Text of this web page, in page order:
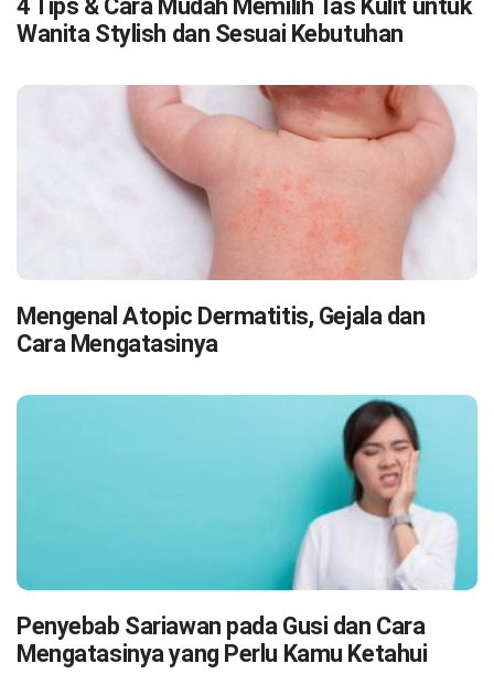
4 Tips & Cara Mudah Memilih Tas Kulit untuk
Wanita Stylish dan Sesuai Kebutuhan
Mengenal Atopic Dermatitis, Gejala dan
Cara Mengatasinya
Penyebab Sariawan pada Gusi dan Cara
Mengatasinya yang Perlu Kamu Ketahui